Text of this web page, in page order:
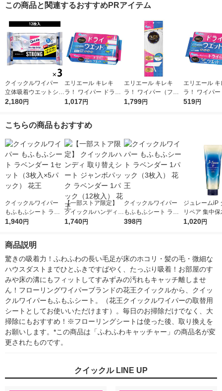
この商品と関連するおすすめPRアイテム
クイックルワイパー
立体吸着ウエットシー
ト ストロング ガンコ
ック） 花王
2,180円
エリエール キレキ
ラ！ ワイパー ドライ
×ウエットシート 1パ
1,017円
エリエール キレキ
ラ！ ワイパー（フロ
ーリングワイパー）
1,799円
エリエール キ
ラ！ ワイパ
×ウエットシ
519円
こちらの商品もおすすめ
クイックルワイパー
もふもふシート ラベ
ンダー 1セット（3枚
1,940円
【一部ストア限定】
クイックルハンディ
取り替えシート ジャ
1,740円
クイックルワイパー
もふもふシート ラベ
ンダー 1パック（3枚
398円
ジュレームiP
リペア 集中
液ヘアマスク
1,020円
商品説明
驚きの吸着力！ふわふわの長い毛足が床のホコリ・髪の毛・微細な
ハウスダストまでひとふきですばやく、たっぷり吸着！お部屋のす
みや床の溝にもフィットしてすみずみの汚れもキャッチ離しませ
ん！フローリングワイパーブランドの花王クイックルから、クイッ
クルワイパーもふもふシート。（花王クイックルワイパーの取替用
シートとしてお使いいただけます）。毎日のお掃除だけでなく、大
掃除にもおすすめ！※フローリングシートは使った後、取り換えを
お願いします。*この商品は「ふわふわキャッチャー」の商品名が変
更されたものです。
クイックル LINE UP